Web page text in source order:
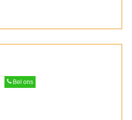
Bel ons